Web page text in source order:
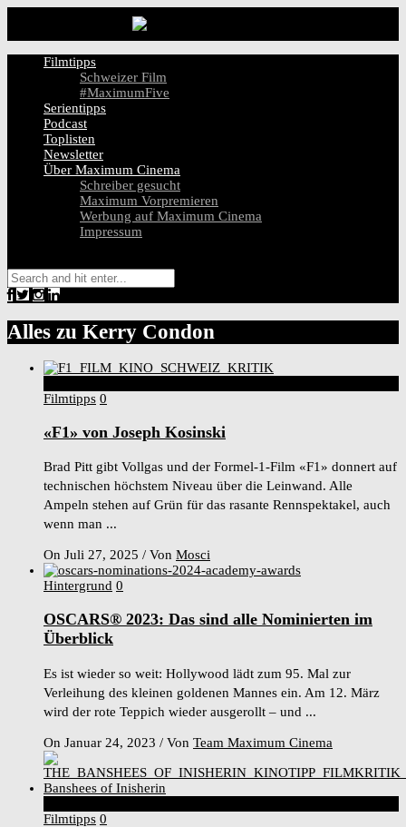
Filmtipps
Schweizer Film
#MaximumFive
Serientipps
Podcast
Toplisten
Newsletter
Über Maximum Cinema
Schreiber gesucht
Maximum Vorpremieren
Werbung auf Maximum Cinema
Impressum
Alles zu Kerry Condon
Filmtipps 0
«F1» von Joseph Kosinski
Brad Pitt gibt Vollgas und der Formel-1-Film «F1» donnert auf
technischen höchstem Niveau über die Leinwand. Alle
Ampeln stehen auf Grün für das rasante Rennspektakel, auch
wenn man ...
On Juli 27, 2025 / Von Mosci
Hintergrund 0
OSCARS® 2023: Das sind alle Nominierten im
Überblick
Es ist wieder so weit: Hollywood lädt zum 95. Mal zur
Verleihung des kleinen goldenen Mannes ein. Am 12. März
wird der rote Teppich wieder ausgerollt – und ...
On Januar 24, 2023 / Von Team Maximum Cinema
Filmtipps 0